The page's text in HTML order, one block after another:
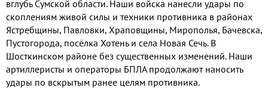
вглубь Сумской области. Наши войска нанесли удары по
скоплениям живой силы и техники противника в районах
Ястребщины, Павловки, Храповщины, Мирополья, Бачевска,
Пустогорода, посёлка Хотень и села Новая Сечь. В
Шосткинском районе без существенных изменений. Наши
артиллеристы и операторы БПЛА продолжают наносить
удары по вскрытым ранее целям противника.